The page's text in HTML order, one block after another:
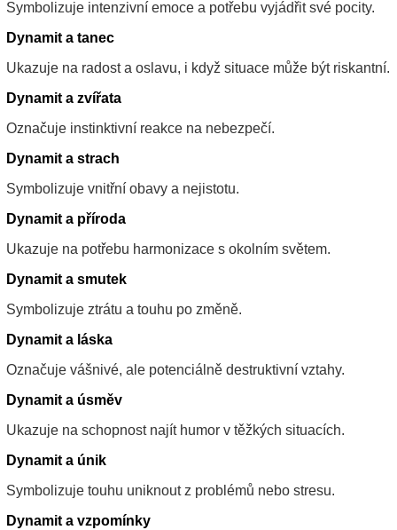
Symbolizuje intenzivní emoce a potřebu vyjádřit své pocity.
Dynamit a tanec
Ukazuje na radost a oslavu, i když situace může být riskantní.
Dynamit a zvířata
Označuje instinktivní reakce na nebezpečí.
Dynamit a strach
Symbolizuje vnitřní obavy a nejistotu.
Dynamit a příroda
Ukazuje na potřebu harmonizace s okolním světem.
Dynamit a smutek
Symbolizuje ztrátu a touhu po změně.
Dynamit a láska
Označuje vášnivé, ale potenciálně destruktivní vztahy.
Dynamit a úsměv
Ukazuje na schopnost najít humor v těžkých situacích.
Dynamit a únik
Symbolizuje touhu uniknout z problémů nebo stresu.
Dynamit a vzpomínky